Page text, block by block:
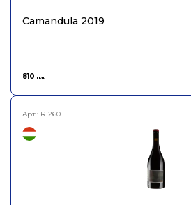
Camandula 2019
810 грн.
Арт.: R1260